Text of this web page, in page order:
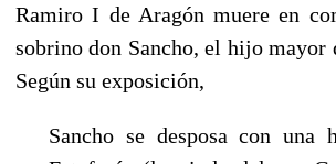
Ramiro I de Aragón muere en
sobrino don Sancho, el hijo mayor
Según su exposición,
Sancho se desposa con